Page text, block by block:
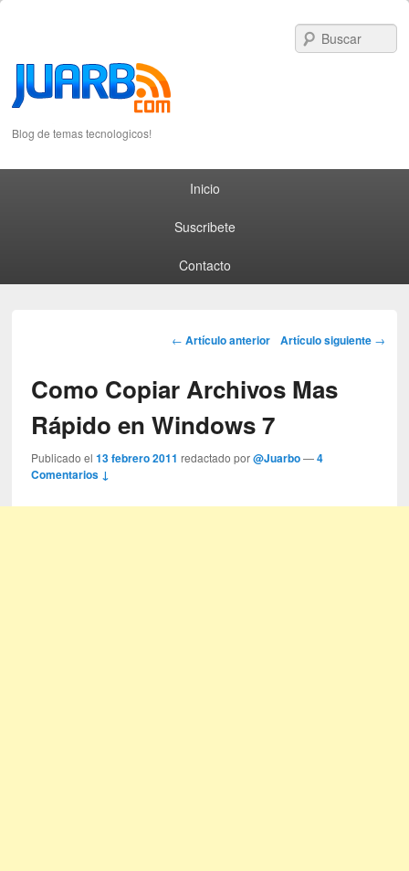
Blog de temas tecnologicos!
Inicio
Suscribete
Contacto
Post navigation
← Artículo anterior Artículo siguiente →
Como Copiar Archivos Mas
Rápido en Windows 7
Publicado el13 febrero 2011 redactado por@Juarbo —4
Comentarios ↓